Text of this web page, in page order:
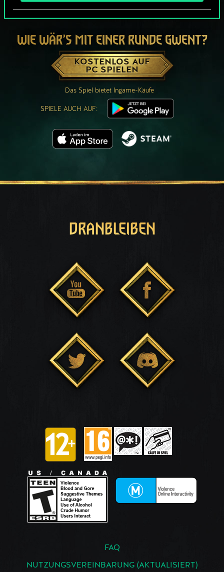
WIE WÄR’S MIT EINER RUNDE GWENT?
KOSTENLOS AUF
PC SPIELEN
Das Spiel bietet Ingame-Käufe
SPIELE AUCH AUF:
DRANBLEIBEN
FAQ
NUTZUNGSVEREINBARUNG (AKTUALISIERT)